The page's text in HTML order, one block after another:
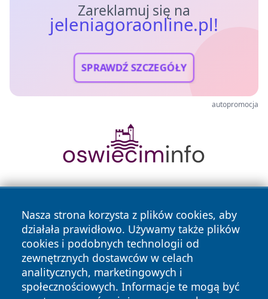
Zareklamuj się na
jeleniagoraonline.pl!
SPRAWDŹ SZCZEGÓŁY
autopromocja
Nasza strona korzysta z plików cookies, aby
działała prawidłowo. Używamy także plików
cookies i podobnych technologii od
zewnętrznych dostawców w celach
analitycznych, marketingowych i
społecznościowych. Informacje te mogą być
Copyright © 2026 jeleniagoraonline.pl Wszystkie prawa
zastrzeżone.